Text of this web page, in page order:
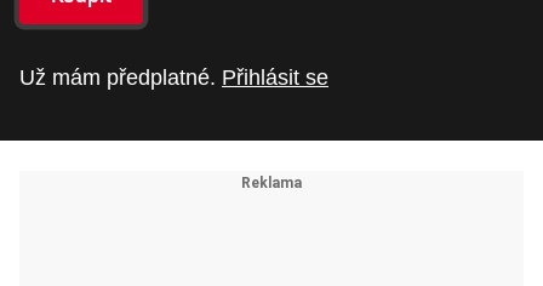
Už mám předplatné. Přihlásit se